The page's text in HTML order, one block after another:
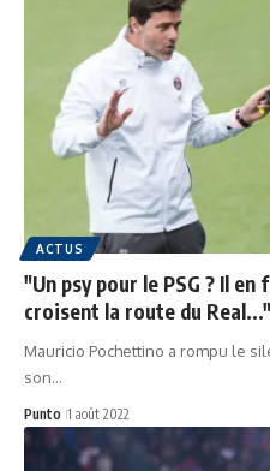
ACTUS
"Un psy pour le PSG ? Il
croisent la route du Real..."
Mauricio Pochettino a rompu le
son…
Punto 1 août 2022